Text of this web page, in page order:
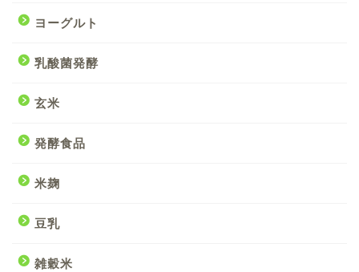
ヨーグルト
乳酸菌発酵
玄米
発酵食品
米麹
豆乳
雑穀米